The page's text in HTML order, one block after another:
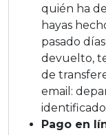
quién ha
hayas
pasado
devuelto,
de
email:
Pago en